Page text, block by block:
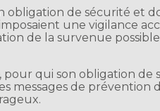
obligation de sécurité et
une vigilance
de la survenue possible
pour qui son obligation de
messages de prévention